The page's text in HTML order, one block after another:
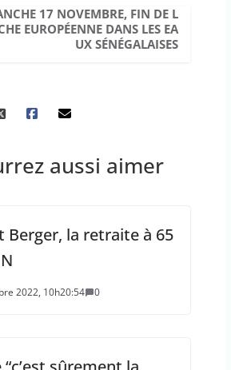
17 NOVEMBRE, FIN DE L
EUROPÉENNE DANS LES EA
UX SÉNÉGALAISES
aussi aimer
Berger, la retraite à 65
2022, 10h20:54 0